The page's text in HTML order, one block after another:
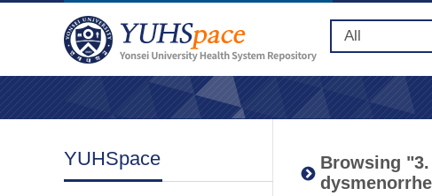
YUHSpace
Browsing